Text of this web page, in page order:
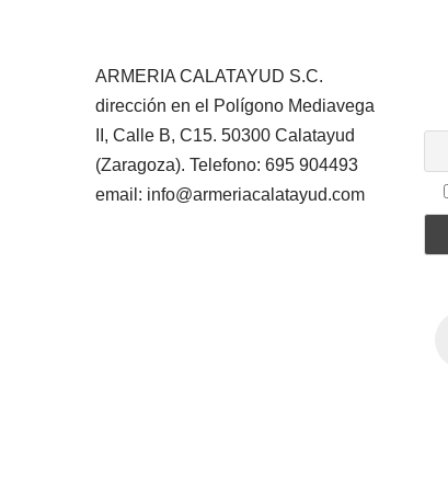
ARMERIA CALATAYUD S.C.
dirección en el Polígono Mediavega
II, Calle B, C15. 50300 Calatayud
(Zaragoza). Telefono: 695 904493
email: info@armeriacalatayud.com